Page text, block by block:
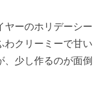
ヤーのホリデーシー
わクリーミーで甘い
、少し作るのが面倒